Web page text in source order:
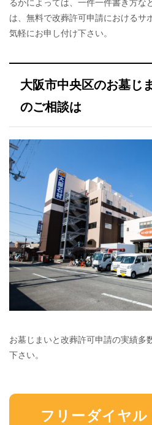
るかによっては、一件一件書き方な
は、無料で改葬許可申請におけるサ
気軽にお申し付け下さい。
大阪市中央区のお墓じ
のご相談は
お墓じまいと改葬許可申請の実績多
下さい。
フリーダイヤ